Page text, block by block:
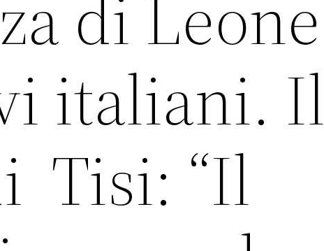
di Leone
italiani. Il
Tisi: “Il